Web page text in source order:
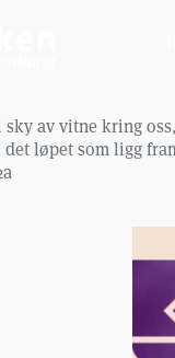
av vitne kring
løpet som ligg